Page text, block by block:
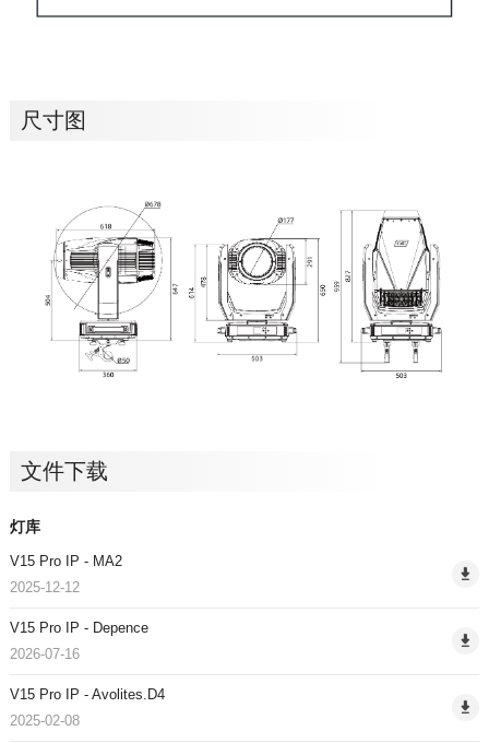
尺寸图
文件下载
灯库
V15 Pro IP - MA2
2025-12-12
V15 Pro IP - Depence
2026-07-16
V15 Pro IP - Avolites.D4
2025-02-08